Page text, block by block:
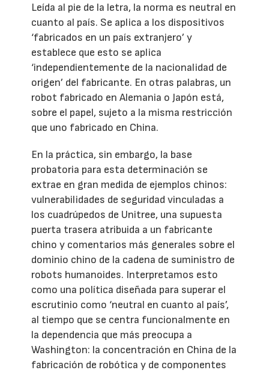
Leída al pie de la letra, la norma es neutral en
cuanto al país. Se aplica a los dispositivos
‘fabricados en un país extranjero’ y
establece que esto se aplica
‘independientemente de la nacionalidad de
origen’ del fabricante. En otras palabras, un
robot fabricado en Alemania o Japón está,
sobre el papel, sujeto a la misma restricción
que uno fabricado en China.
En la práctica, sin embargo, la base
probatoria para esta determinación se
extrae en gran medida de ejemplos chinos:
vulnerabilidades de seguridad vinculadas a
los cuadrúpedos de Unitree, una supuesta
puerta trasera atribuida a un fabricante
chino y comentarios más generales sobre el
dominio chino de la cadena de suministro de
robots humanoides. Interpretamos esto
como una política diseñada para superar el
escrutinio como ‘neutral en cuanto al país’,
al tiempo que se centra funcionalmente en
la dependencia que más preocupa a
Washington: la concentración en China de la
fabricación de robótica y de componentes